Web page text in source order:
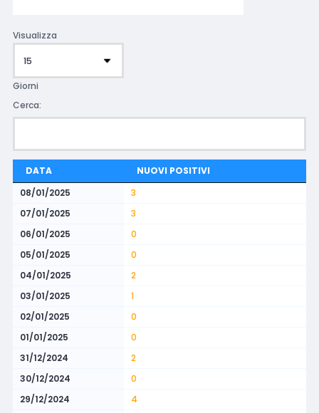
Visualizza
Giorni
Cerca:
DATA
NUOVI POSITIVI
08/01/2025
3
07/01/2025
3
06/01/2025
0
05/01/2025
0
04/01/2025
2
03/01/2025
1
02/01/2025
0
01/01/2025
0
31/12/2024
2
30/12/2024
0
29/12/2024
4